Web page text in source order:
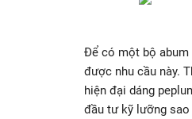
Để có một bộ abum
được nhu cầu này.
hiện đại dáng
đầu tư kỹ lưỡng sao